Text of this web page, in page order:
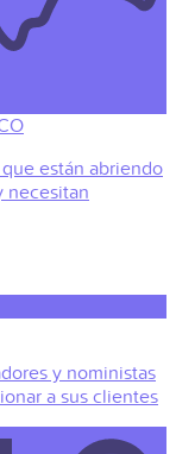
están abriendo
necesitan
y noministas
a sus clientes